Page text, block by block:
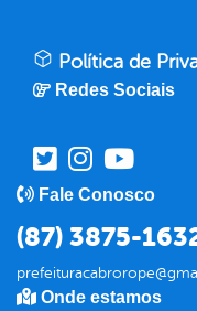
Política de
Redes Sociais
Fale Conosco
(87) 3875-
Onde estamos